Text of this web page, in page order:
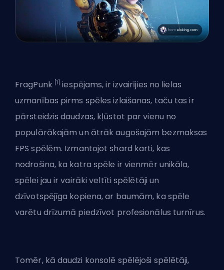
FragPunk [1] iespējams, ir izvairījies no lielas
uzmanības pirms spēles izlaišanas, taču tas ir
pārsteidzis daudzas, kļūstot par vienu no
populārākajām un ātrāk augošajām bezmaksas
FPS spēlēm. Izmantojot shard karti, kas
nodrošina, ka katra spēle ir vienmēr unikāla,
spēlei jau ir vairāki veltīti spēlētāji un
dzīvotspējīga kopiena, ar baumām, ka spēle
varētu drīzumā piedzīvot profesionālus turnīrus.
Tomēr, kā daudzi konsolē spēlējoši spēlētāji,